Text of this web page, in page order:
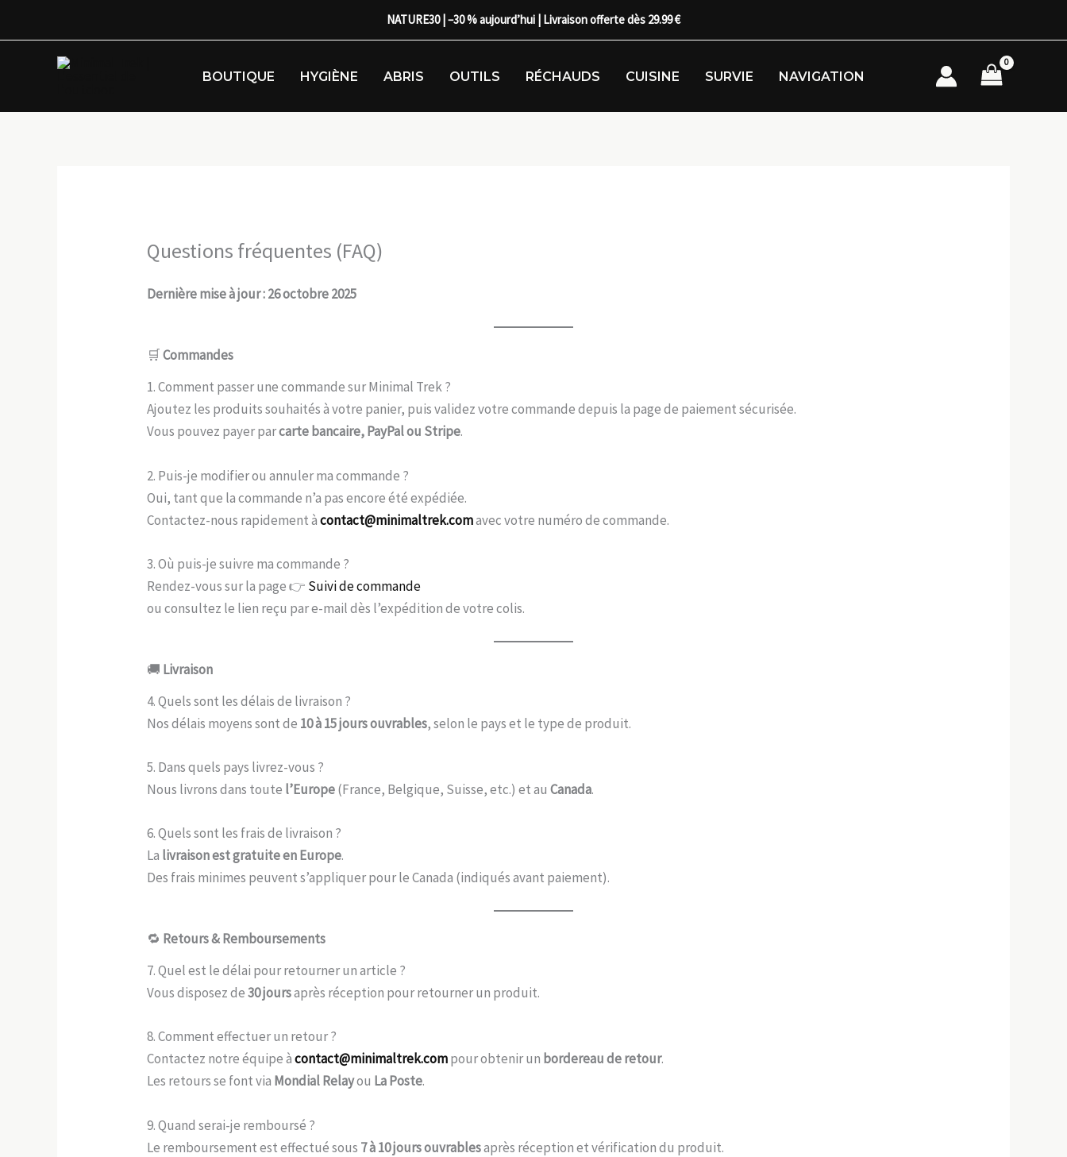
NATURE30 | –30 % aujourd’hui | Livraison offerte dès 29.99 €
BOUTIQUE HYGIÈNE ABRIS OUTILS RÉCHAUDS CUISINE SURVIE NAVIGATION
Questions fréquentes (FAQ)
Dernière mise à jour : 26 octobre 2025
🛒Commandes
1. Comment passer une commande sur Minimal Trek ?
Ajoutez les produits souhaités à votre panier, puis validez votre commande depuis la page de paiement sécurisée.
Vous pouvez payer parcarte bancaire, PayPal ou Stripe.
2. Puis-je modifier ou annuler ma commande ?
Oui, tant que la commande n’a pas encore été expédiée.
Contactez-nous rapidement àcontact@minimaltrek.comavec votre numéro de commande.
3. Où puis-je suivre ma commande ?
Rendez-vous sur la page 👉 Suivi de commande
ou consultez le lien reçu par e-mail dès l’expédition de votre colis.
🚚 Livraison
4. Quels sont les délais de livraison ?
Nos délais moyens sont de 10 à 15 jours ouvrables, selon le pays et le type de produit.
5. Dans quels pays livrez-vous ?
Nous livrons dans toute l’Europe(France, Belgique, Suisse, etc.) et auCanada.
6. Quels sont les frais de livraison ?
La livraison est gratuite en Europe.
Des frais minimes peuvent s’appliquer pour le Canada (indiqués avant paiement).
🔁 Retours & Remboursements
7. Quel est le délai pour retourner un article ?
Vous disposez de30 joursaprès réception pour retourner un produit.
8. Comment effectuer un retour ?
Contactez notre équipe àcontact@minimaltrek.compour obtenir un bordereau de retour.
Les retours se font via Mondial Relayou La Poste.
9. Quand serai-je remboursé ?
Le remboursement est effectué sous 7 à 10 jours ouvrablesaprès réception et vérification du produit.